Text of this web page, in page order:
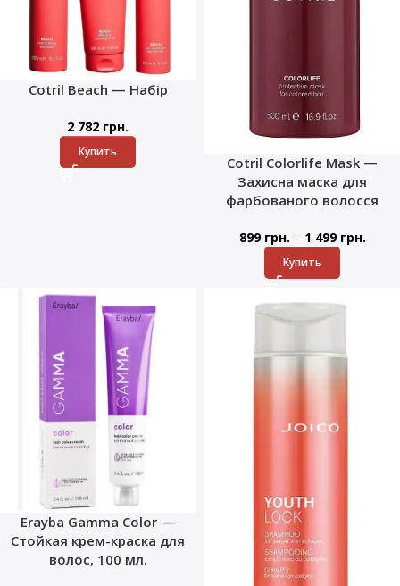
Cotril Beach — Набір
2 782 грн.
Купить
Cotril Colorlife Mask —
Захисна маска для
фарбованого волосся
899 грн. – 1 499 грн.
Купить
Erayba Gamma Color —
Стойкая крем-краска для
волос, 100 мл.